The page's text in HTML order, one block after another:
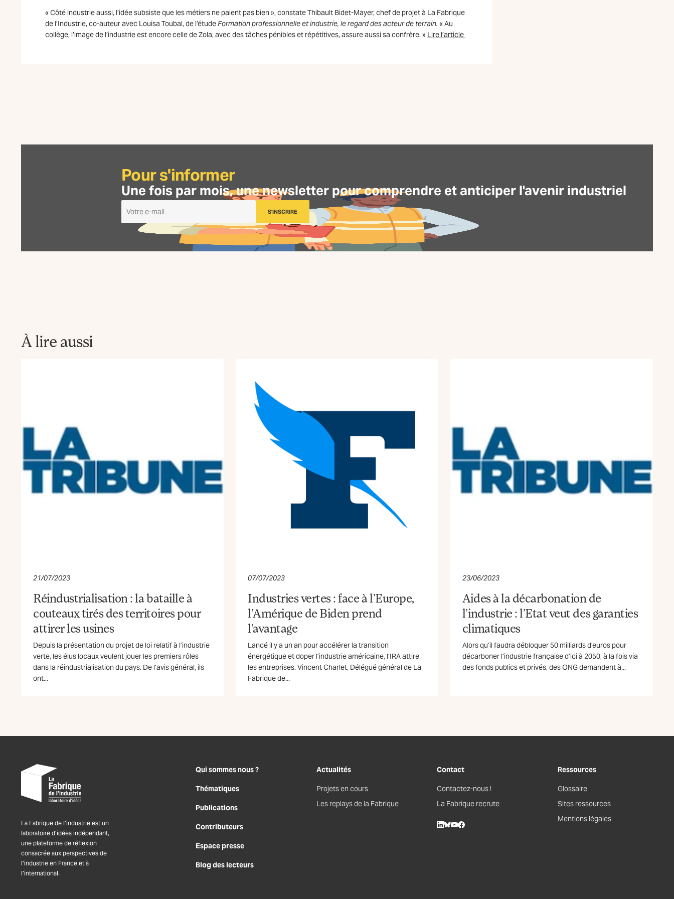
« Côté industrie aussi, l’idée subsiste que les métiers ne paient pas bien », constate Thibault Bidet-Mayer, chef de projet à La Fabrique
de l’Industrie, co-auteur avec Louisa Toubal, de l’étudeFormation professionnelle et industrie, le regard des acteur de terrain. « Au
collège, l’image de l’industrie est encore celle de Zola, avec des tâches pénibles et répétitives, assure aussi sa confrère. » Lire l’article
Pour s'informer
Une fois par mois, unenewsletter pour comprendre et anticiper l'avenir industriel
m'inscris
à
S'INSCRIRE
À lire aussi
21/07/2023
Réindustrialisation : la bataille à
couteaux tirés des territoires pour
attirer les usines
Depuis la présentation du projet de loi relatif à l’industrie
verte, les élus locaux veulent jouer les premiers rôles
dans la réindustrialisation du pays. De l’avis général, ils
ont...
07/07/2023
Industries vertes : face à l’Europe,
l’Amérique de Biden prend
l’avantage
Lancé il y a un an pour accélérer la transition
énergétique et doper l’industrie américaine, l’IRA attire
les entreprises. Vincent Charlet, Délégué général de La
Fabrique de...
23/06/2023
Aides à la décarbonation de
l’industrie : l’Etat veut des garanties
climatiques
Alors qu’il faudra débloquer 50 milliards d’euros pour
décarboner l’industrie française d’ici à 2050, à la fois via
des fonds publics et privés, des ONG demandent à...
La Fabrique de l’industrie est un
laboratoire d’idées indépendant,
une plateforme de réflexion
consacrée aux perspectives de
l’industrie en France et à
l’international.
Qui sommes nous ?
Thématiques
Publications
Contributeurs
Espace presse
Blog des lecteurs
Actualités
Projets en cours
Les replays de la Fabrique
Contact
Contactez-nous !
La Fabrique recrute
Ressources
Glossaire
Sites ressources
Mentions légales